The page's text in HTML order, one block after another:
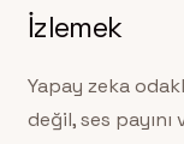
İzlemek
Yapay zeka
değil, ses